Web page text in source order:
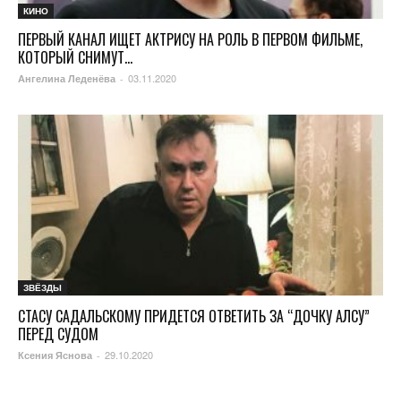
КИНО
ПЕРВЫЙ КАНАЛ ИЩЕТ АКТРИСУ НА РОЛЬ В ПЕРВОМ ФИЛЬМЕ,
КОТОРЫЙ СНИМУТ...
Ангелина Леденёва - 03.11.2020
ЗВЁЗДЫ
СТАСУ САДАЛЬСКОМУ ПРИДЕТСЯ ОТВЕТИТЬ ЗА “ДОЧКУ АЛСУ”
ПЕРЕД СУДОМ
Ксения Яснова - 29.10.2020